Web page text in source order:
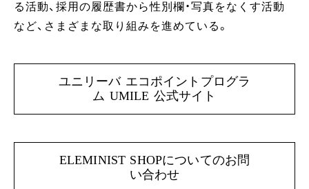
る活動、採用の履歴書から性別欄・写真をなくす活動
など、さまざまな取り組みを進めている。
ユニリーバ エコポイントプログラ
ム UMILE 公式サイト
ELEMINIST SHOPについてのお問
い合わせ